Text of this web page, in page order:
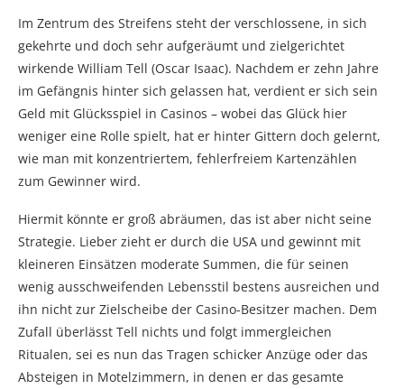
Im Zentrum des Streifens steht der verschlossene, in sich
gekehrte und doch sehr aufgeräumt und zielgerichtet
wirkende William Tell (Oscar Isaac). Nachdem er zehn Jahre
im Gefängnis hinter sich gelassen hat, verdient er sich sein
Geld mit Glücksspiel in Casinos – wobei das Glück hier
weniger eine Rolle spielt, hat er hinter Gittern doch gelernt,
wie man mit konzentriertem, fehlerfreiem Kartenzählen
zum Gewinner wird.
Hiermit könnte er groß abräumen, das ist aber nicht seine
Strategie. Lieber zieht er durch die USA und gewinnt mit
kleineren Einsätzen moderate Summen, die für seinen
wenig ausschweifenden Lebensstil bestens ausreichen und
ihn nicht zur Zielscheibe der Casino-Besitzer machen. Dem
Zufall überlässt Tell nichts und folgt immergleichen
Ritualen, sei es nun das Tragen schicker Anzüge oder das
Absteigen in Motelzimmern, in denen er das gesamte